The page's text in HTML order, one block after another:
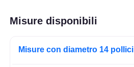
Misure disponibili
Misure con diametro 14 pollici